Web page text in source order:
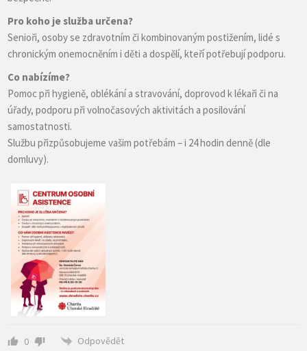
Pro koho je služba určena?
Senioři, osoby se zdravotním či kombinovaným postižením, lidé s
chronickým onemocněním i děti a dospělí, kteří potřebují podporu.
Co nabízíme?
Pomoc při hygieně, oblékání a stravování, doprovod k lékaři či na
úřady, podporu při volnočasových aktivitách a posilování
samostatnosti.
Službu přizpůsobujeme vašim potřebám – i 24 hodin denně (dle
domluvy).
0 Odpovědět